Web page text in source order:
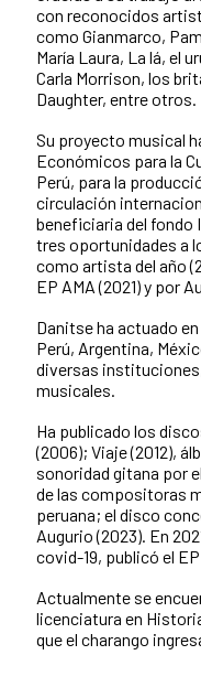
con reconocidos
como Gianmarco,
María Laura, La lá, el
Carla Morrison, los
Daughter, entre otros.
Su proyecto musical
Económicos para la
Perú, para la
circulación
beneficiaria del fondo
tres oportunidades a
como artista del año
EP AMA (2021) y por
Danitse ha actuado
Perú, Argentina,
diversas
musicales.
Ha publicado los
(2006); Viaje (2012),
sonoridad gitana por
de las compositoras
peruana; el disco
Augurio (2023). En
covid-19, publicó el
Actualmente se
licenciatura en
que el charango